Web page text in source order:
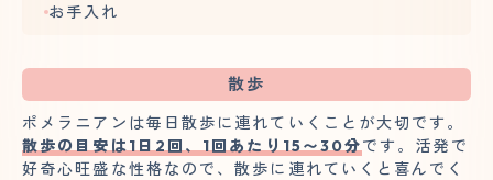
お手入れ
散歩
ポメラニアンは毎日散歩に連れていくことが大切です。
散歩の目安は1日2回、1回あたり15〜30分です。活発で
好奇心旺盛な性格なので、散歩に連れていくと喜んでく